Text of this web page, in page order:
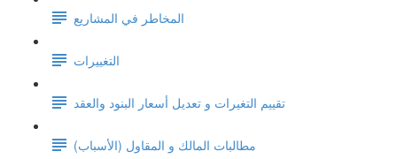
المخاطر في المشاريع
التغييرات
تقييم التغيرات و تعديل أسعار البنود والعقد
مطالبات المالك و المقاول (الأسباب)